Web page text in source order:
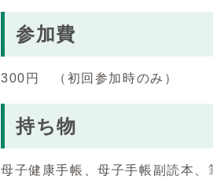
参加費
300円 （初回参加時のみ）
持ち物
母子健康手帳、母子手帳副読本